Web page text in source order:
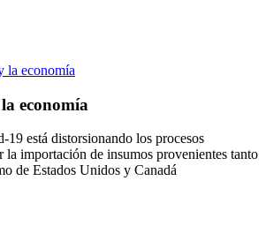
la economía
economía
19 está distorsionando los procesos
la importación de insumos provenientes tanto
de Estados Unidos y Canadá